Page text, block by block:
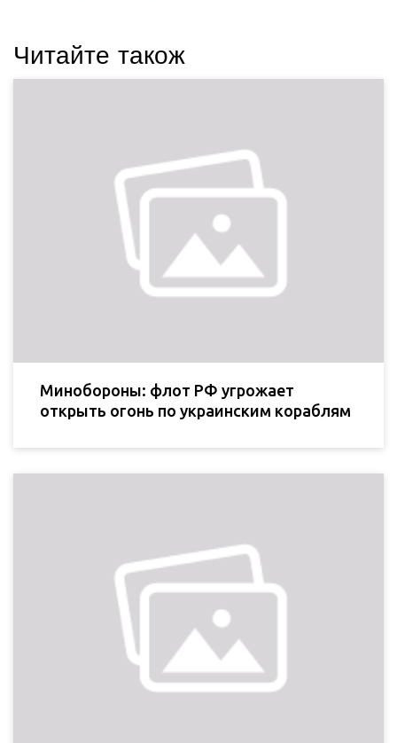
Читайте також
Минобороны: флот РФ угрожает
открыть огонь по украинским кораблям